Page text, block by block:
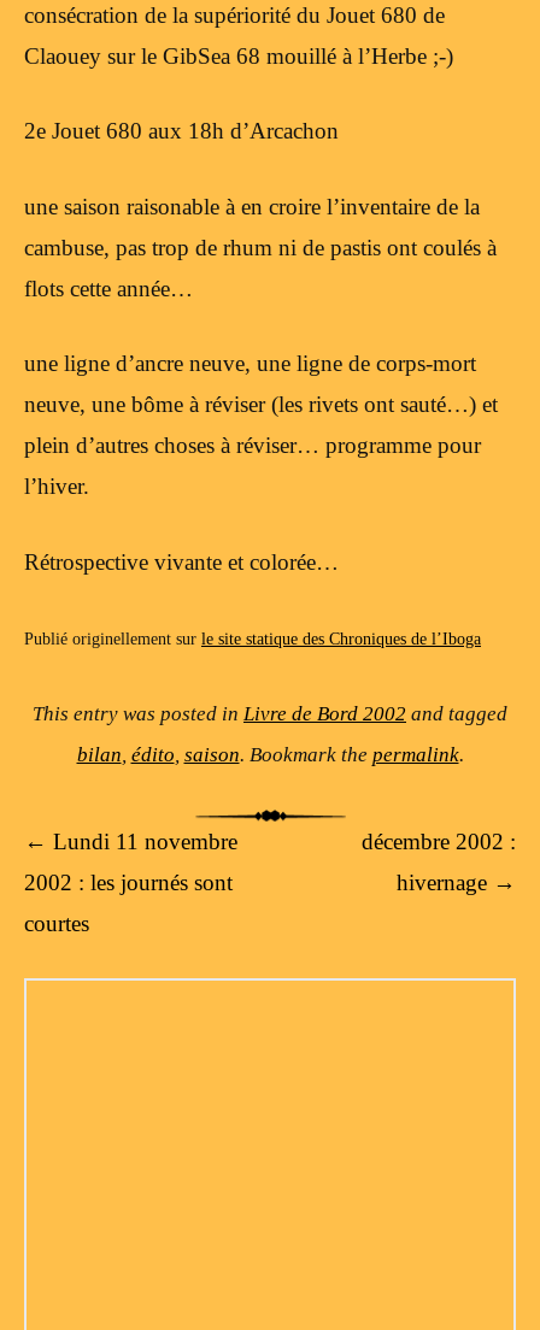
consécration de la supériorité du Jouet 680 de
Claouey sur le GibSea 68 mouillé à l’Herbe ;-)
2e Jouet 680 aux 18h d’Arcachon
une saison raisonable à en croire l’inventaire de la
cambuse, pas trop de rhum ni de pastis ont coulés à
flots cette année…
une ligne d’ancre neuve, une ligne de corps-mort
neuve, une bôme à réviser (les rivets ont sauté…) et
plein d’autres choses à réviser… programme pour
l’hiver.
Rétrospective vivante et colorée…
Publié originellement sur le site statique des Chroniques de l’Iboga
This entry was posted in Livre de Bord 2002 and tagged
bilan édito saison. Bookmark the permalink.
Post navigation
← Lundi 11 novembre
2002 : les journés sont
courtes
décembre 2002 :
hivernage →